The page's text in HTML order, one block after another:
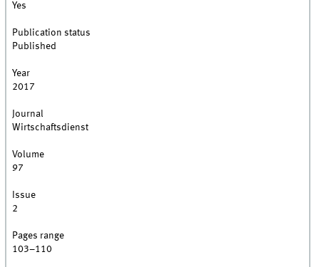
Yes
Publication status
Published
Year
2017
Journal
Wirtschaftsdienst
Volume
97
Issue
2
Pages range
103–110